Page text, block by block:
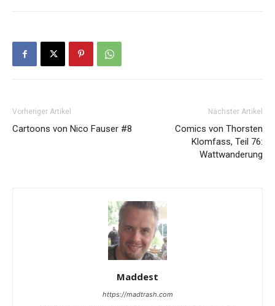
Vorheriger Artikel
Cartoons von Nico Fauser #8
Nächster Artikel
Comics von Thorsten
Klomfass, Teil 76:
Wattwanderung
Maddest
https://madtrash.com